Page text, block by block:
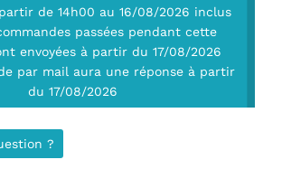
de 14h00 au 16/08/2026 inclus
passées pendant cette
envoyées à partir du 17/08/2026
par mail aura une réponse à partir
du 17/08/2026
?